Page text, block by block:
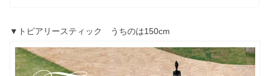
▼トピアリースティック うちのは150cm